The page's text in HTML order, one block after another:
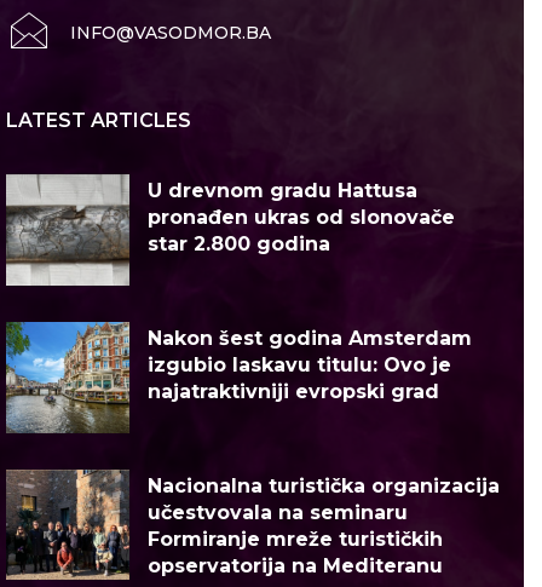
INFO@VASODMOR.BA
LATEST ARTICLES
U drevnom gradu Hattusa
pronađen ukras od slonovače
star 2.800 godina
Nakon šest godina Amsterdam
izgubio laskavu titulu: Ovo je
najatraktivniji evropski grad
Nacionalna turistička organizacija
učestvovala na seminaru
Formiranje mreže turističkih
opservatorija na Mediteranu